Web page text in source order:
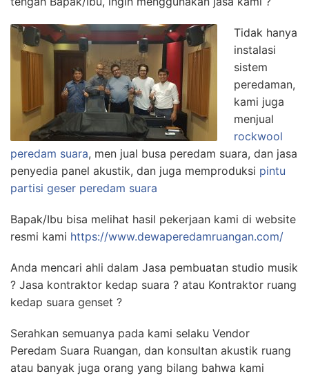
Tidak hanya
instalasi
sistem
peredaman,
kami juga
menjual
rockwool
peredam suara, men jual busa peredam suara, dan jasa
penyedia panel akustik, dan juga memproduksi pintu
partisi geser peredam suara
Bapak/Ibu bisa melihat hasil pekerjaan kami di website
resmi kami https://www.dewaperedamruangan.com/
Anda mencari ahli dalam Jasa pembuatan studio musik
? Jasa kontraktor kedap suara ? atau Kontraktor ruang
kedap suara genset ?
Serahkan semuanya pada kami selaku Vendor
Peredam Suara Ruangan, dan konsultan akustik ruang
atau banyak juga orang yang bilang bahwa kami